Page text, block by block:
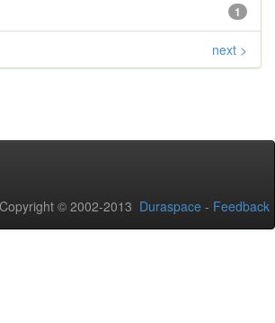
1
next >
Copyright © 2002-2013 Duraspace - Feedback